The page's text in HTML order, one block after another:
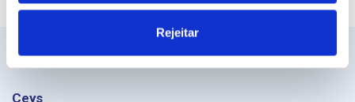
ativa as características específicas (impressão
digital)
processados e defina as suas preferências na
Rejeitar
Ceys